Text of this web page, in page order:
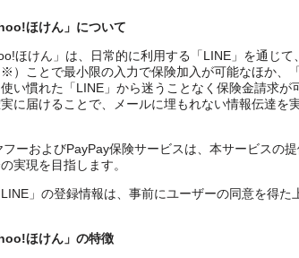
ほけん」について
ほけん」は、日常的に利用する「LINE」を通じ
）ことで最小限の入力で保険加入が可能なほか、
い慣れた「LINE」から迷うことなく保険金請求
実に届けることで、メールに埋もれない情報伝達を
フーおよびPayPay保険サービスは、本サービスの
実現を目指します。
」の登録情報は、事前にユーザーの同意を得た
ほけん」の特徴